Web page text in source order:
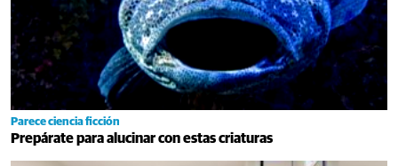
Parece ciencia ficción
Prepárate para alucinar con estas criaturas